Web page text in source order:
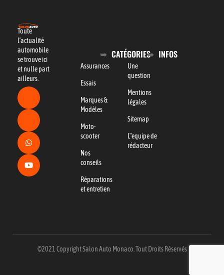
Toute
l’actualité
automobile
se trouve ici
et nulle part
ailleurs.
CATÉGORIES
Assurances
Essais
Marques &
Modèles
Moto-
scooter
Nos
conseils
Réparations
et entretien
INFOS
Une
question
Mentions
légales
Sitemap
L"equipe de
rédacteur
©2021 Copyright Salon Auto Monaco. Tout Droits Réservés